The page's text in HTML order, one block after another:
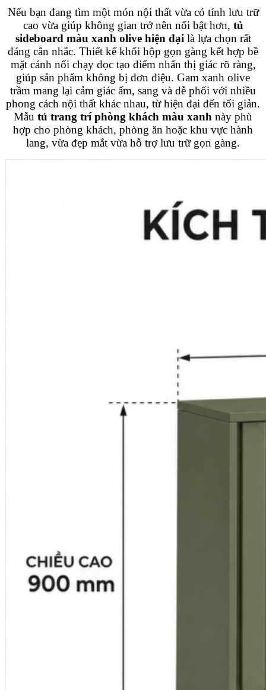
Nếu bạn đang tìm một món nội thất vừa có tính lưu trữ
cao vừa giúp không gian trở nên nổi bật hơn, tủ
sideboard màu xanh olive hiện đại là lựa chọn rất
đáng cân nhắc. Thiết kế khối hộp gọn gàng kết hợp bề
mặt cánh nổi chạy dọc tạo điểm nhấn thị giác rõ ràng,
giúp sản phẩm không bị đơn điệu. Gam xanh olive
trầm mang lại cảm giác ấm, sang và dễ phối với nhiều
phong cách nội thất khác nhau, từ hiện đại đến tối giản.
Mẫu tủ trang trí phòng khách màu xanh này phù
hợp cho phòng khách, phòng ăn hoặc khu vực hành
lang, vừa đẹp mắt vừa hỗ trợ lưu trữ gọn gàng.